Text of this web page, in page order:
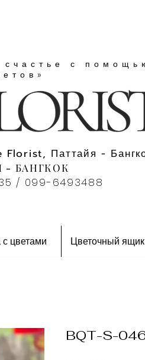
счастье с
Florist, Паттайя -
- БАНГКОК
/ 099-6493488
с цветами Цветочный ящик
BQT-S-